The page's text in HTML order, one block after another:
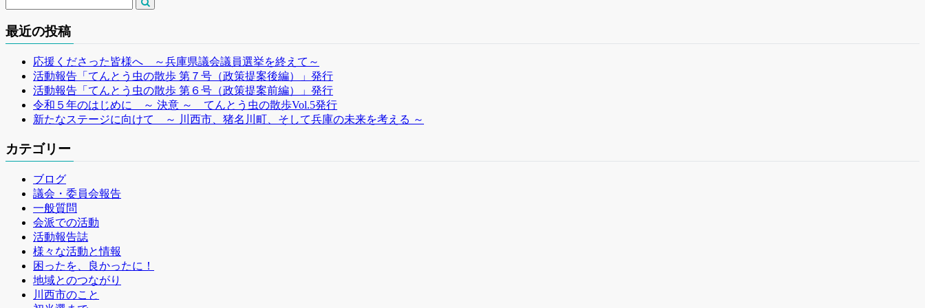
最近の投稿
応援くださった皆様へ ～兵庫県議会議員選挙を終えて～
活動報告「てんとう虫の散歩 第７号（政策提案後編）」発行
活動報告「てんとう虫の散歩 第６号（政策提案前編）」発行
令和５年のはじめに ～ 決意 ～ てんとう虫の散歩Vol.5発行
新たなステージに向けて ～ 川西市、猪名川町、そして兵庫の未来を考える ～
カテゴリー
ブログ
議会・委員会報告
一般質問
会派での活動
活動報告誌
様々な活動と情報
困ったを、良かったに！
地域とのつながり
川西市のこと